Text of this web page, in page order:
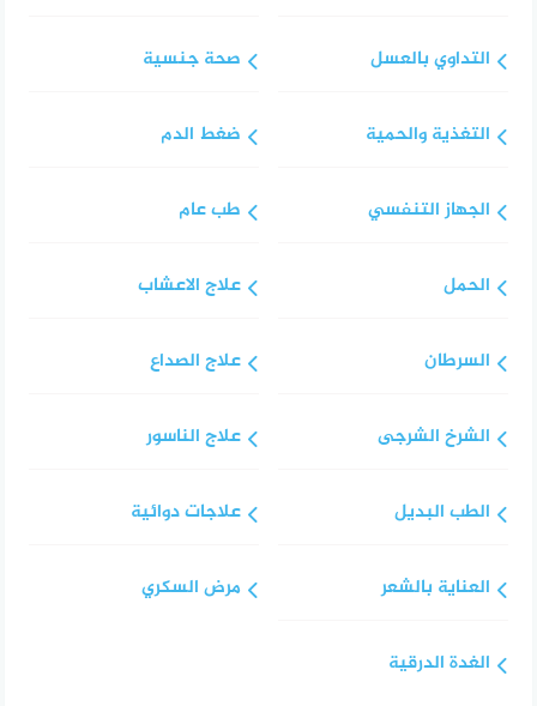
التداوي بالعسل
التغذية والحمية
الجهاز التنفسي
الحمل
السرطان
الشرخ الشرجى
الطب البديل
العناية بالشعر
الغدة الدرقية
صحة جنسية
ضغط الدم
طب عام
علاج الاعشاب
علاج الصداع
علاج الناسور
علاجات دوائية
مرض السكري